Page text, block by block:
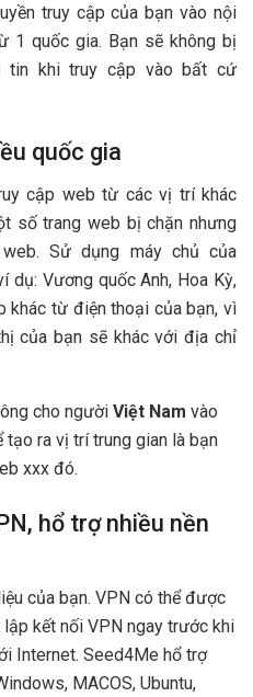
truy cập của bạn vào nội
1 quốc gia. Bạn sẽ không bị
tin khi truy cập vào bất cứ
quốc gia
cập web từ các vị trí khác
số trang web bị chặn nhưng
web.Sử dụng máy chủ của
dụ: Vương quốc Anh, Hoa Kỳ,
khác từ điện thoại của bạn, vì
của bạn sẽ khác với địa chỉ
cho người Việt Nam vào
tạo ra vị trí trung gian là bạn
xxx đó.
hổ trợ nhiều nền
của bạn. VPN có thể được
kết nối VPN ngay trước khi
Internet. Seed4Me hổ trợ
MACOS, Ubuntu,